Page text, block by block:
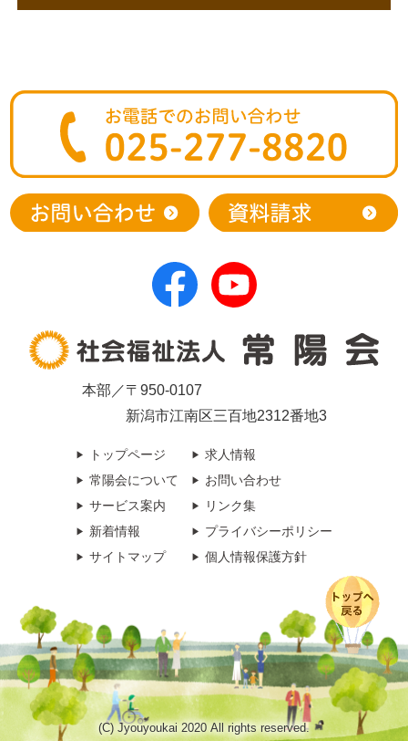
本部／〒950-0107
新潟市江南区三百地2312番地3
トップページ
常陽会について
サービス案内
新着情報
サイトマップ
求人情報
お問い合わせ
リンク集
プライバシーポリシー
個人情報保護方針
(C) Jyouyoukai 2020 All rights reserved.